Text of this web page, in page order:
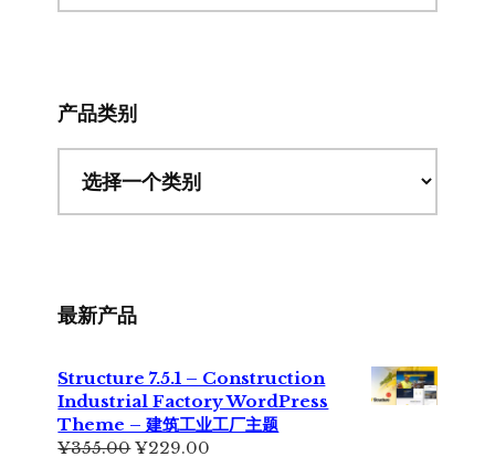
产品类别
最新产品
Structure 7.5.1 – Construction
Industrial Factory WordPress
Theme – 建筑工业工厂主题
¥355.00原
¥229.00